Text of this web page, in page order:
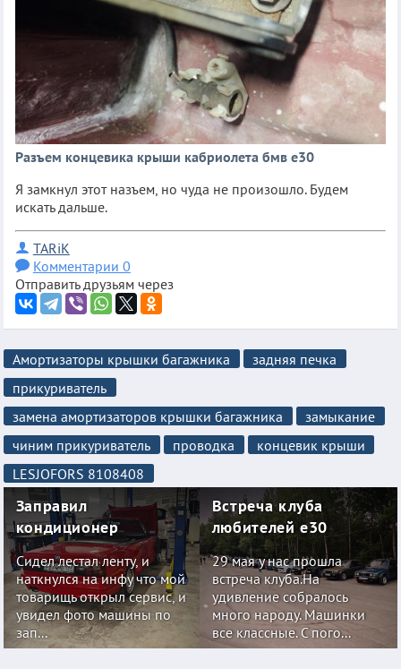
Разъем концевика крыши кабриолета бмв е30
Я замкнул этот назъем, но чуда не произошло. Будем
искать дальше.
TARiK
Комментарии 0
Отправить друзьям через
Амортизаторы крышки багажника
задняя печка
прикуриватель
замена амортизаторов крышки багажника
замыкание
чиним прикуриватель
проводка
концевик крыши
LESJOFORS 8108408
Заправил
кондиционер
Сидел лестал ленту, и
наткнулся на инфу что мой
товарищь открыл сервис, и
увидел фото машины по
зап...
Встреча клуба
любителей е30
29 мая у нас прошла
встреча клуба.На
удивление собралось
много народу. Машинки
все классные. С пого...